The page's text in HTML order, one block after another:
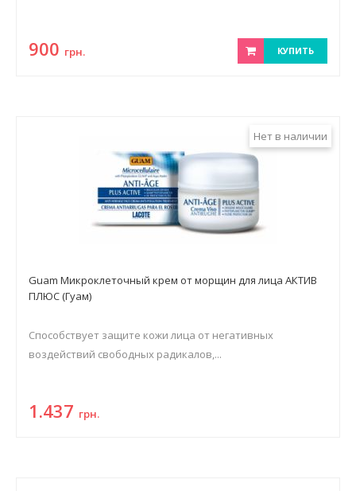
900 грн. КУПИТЬ
Нет в наличии
Guam Микроклеточный крем от морщин для лица АКТИВ
ПЛЮС (Гуам)
Способствует защите кожи лица от негативных
воздействий свободных радикалов,...
1.437 грн.